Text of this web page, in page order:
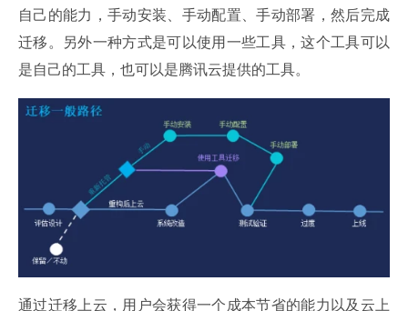
自己的能力，手动安装、手动配置、手动部署，然后完成
迁移。另外一种方式是可以使用一些工具，这个工具可以
是自己的工具，也可以是腾讯云提供的工具。
通过迁移上云，用户会获得一个成本节省的能力以及云上